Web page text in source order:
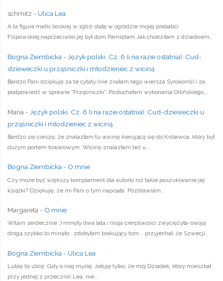
schmitz - Ulica Lea
A ta figura matki boskiej w 1900 stała w ogrodzie mojej prababci
Filipowskiej,naprzeciwko jej był dom.Pamiętam Jak chodziłam z dziadkiem…
Bogna Ziembicka - Język polski. Cz. 6 (i na razie ostatnia): Cud-
dzieweczki u prząśniczki i młodzieniec z wiciną
Bardzo Pani dziękuję za te cytaty (nie znałam tego wiersza Syrokomli) i za
podpowiedź w sprawie "Prząśniczki". Posłuchałam wykonania Orlińskiego…
Maria - Język polski. Cz. 6 (i na razie ostatnia): Cud-dzieweczki u
prząśniczki i młodzieniec z wiciną
Bardzo się cieszę, że znalazłam tu wicinę kierującą się do Królewca, który był
dużym portem towarowym. Wicinę znalazłam też u…
Bogna Ziembicka- O mnie
Czy może być większy komplement dla autorki niż takie poszukiwanie jej
książki? Dziękuję, że mi Pani o tym napisała. Pozdrawiam…
Margareta - O mnie
Witam serdecznie ;) minęły dwa lata i moja cierpliwości zwyciężyła-swoją
drogą szybko to minęło.. zdobyłam brakujący tom .. przyjechał..że Szwecji…
Bogna Ziembicka - Ulica Lea
Lubię tę ulicę. Gdy o niej myślę, żałuję tylko, że mój Dziadek, który mieszkał
przy jednej z przecznic Lea, nie…